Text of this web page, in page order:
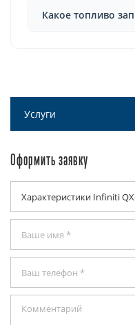
Какое топливо
Услуги
Оформить заявку